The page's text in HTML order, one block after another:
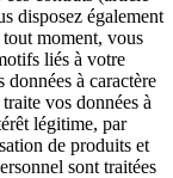
disposez également
moment, vous
liés à votre
à caractère
vos données à
légitime, par
de produits et
sont traitées